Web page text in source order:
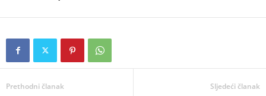
Prethodni članak Sljedeći članak